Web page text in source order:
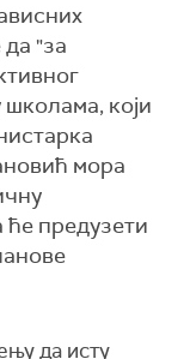
"за
који
мора
ће предузети
да исту